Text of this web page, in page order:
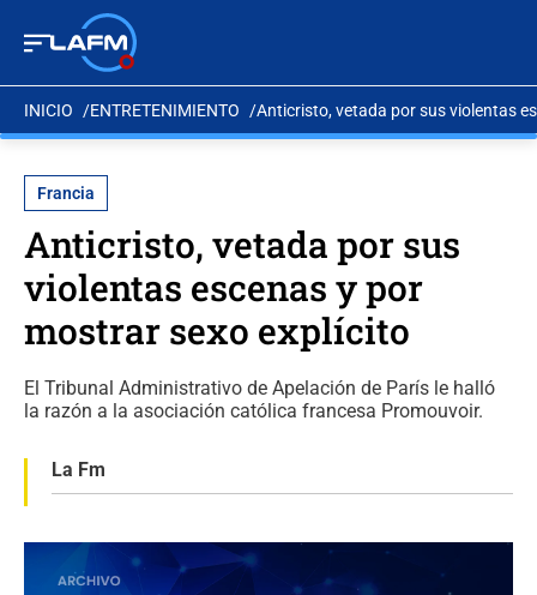
INICIO ENTRETENIMIENTO Anticristo, vetada por sus violentas
Francia
Anticristo, vetada por sus
violentas escenas y por
mostrar sexo explícito
El Tribunal Administrativo de Apelación de París le halló
la razón a la asociación católica francesa Promouvoir.
La Fm